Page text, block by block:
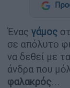
Ένας γάμος
σε απόλυτο
να δεθεί με
άνδρα που
φαλακρός...